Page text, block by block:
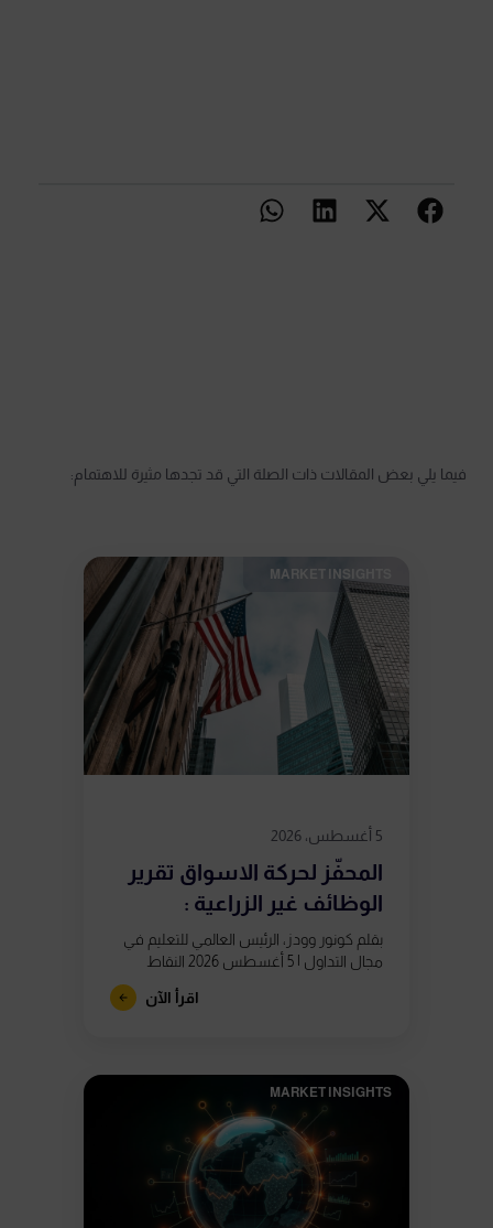
فيما يلي بعض المقالات ذات الصلة التي قد تجدها مثيرة للاهتمام:
MARKET INSIGHTS​
5 أغسطس، 2026
المحفّز لحركة الاسواق تقرير
الوظائف غير الزراعية :
بقلم كونور وودز، الرئيس العالمي للتعليم في
مجال التداول | 5 أغسطس 2026 النقاط
الرئيسية يُصدر تقرير الوظائف غير الزراعية يوم
اقرأ الآن
MARKET INSIGHTS​